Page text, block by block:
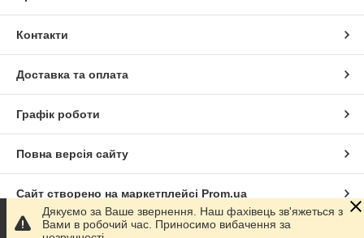
Контакти
Доставка та оплата
Графік роботи
Повна версія сайту
Сайт створено на маркетплейсі Prom.ua
Політика конфіденційності
Дякуємо за Ваше звернення. Наш фахівець зв'яжеться з
Вами в робочий час. Приносимо вибачення за